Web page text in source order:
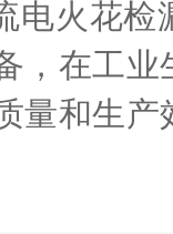
火花检
，在工
量和生